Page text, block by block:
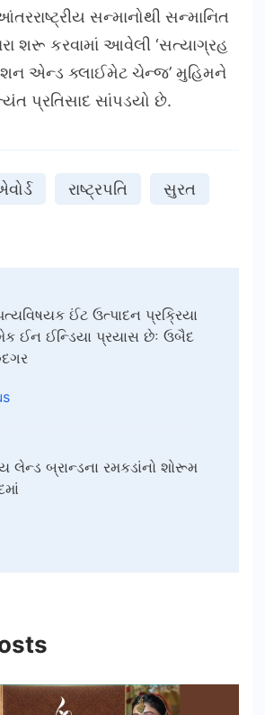
સન્માનોથી સન્માનિત
શરૂ કરવામાં આવેલી ‘સત્યાગ્રહ
એન્ડ ક્લાઈમેટ ચેન્જ’ મુહિમને
પ્રતિસાદ સાંપડયો છે.
રાષ્ટ્રપતિ સુરત
ઈંટ ઉત્પાદન પ્રક્રિયા
ઈન ઈન્ડિયા પ્રયાસ છેઃ ઉબૈદ
લેન્ડ બ્રાન્ડના રમકડાંનો શોરૂમ